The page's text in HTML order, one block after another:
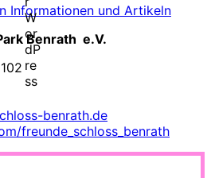
Informationen und Artikeln
Benrath e.V.
benrath.de
freunde_schloss_benrath